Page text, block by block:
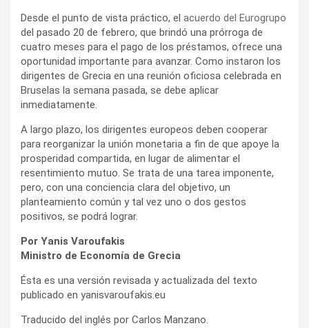
Desde el punto de vista práctico, el acuerdo del Eurogrupo
del pasado 20 de febrero, que brindó una prórroga de
cuatro meses para el pago de los préstamos, ofrece una
oportunidad importante para avanzar. Como instaron los
dirigentes de Grecia en una reunión oficiosa celebrada en
Bruselas la semana pasada, se debe aplicar
inmediatamente.
A largo plazo, los dirigentes europeos deben cooperar
para reorganizar la unión monetaria a fin de que apoye la
prosperidad compartida, en lugar de alimentar el
resentimiento mutuo. Se trata de una tarea imponente,
pero, con una conciencia clara del objetivo, un
planteamiento común y tal vez uno o dos gestos
positivos, se podrá lograr.
Por Yanis Varoufakis
Ministro de Economía de Grecia
Ésta es una versión revisada y actualizada del texto
publicado en yanisvaroufakis.eu
Traducido del inglés por Carlos Manzano.